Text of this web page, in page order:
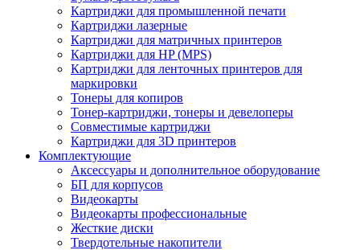
Картриджи для промышленной печати
Картриджи лазерные
Картриджи для матричных принтеров
Картриджи для HP (MPS)
Картриджи для ленточных принтеров для
маркировки
Тонеры для копиров
Тонер-картриджи, тонеры и девелоперы
Совместимые картриджи
Картриджи для 3D принтеров
Комплектующие
Аксессуары и дополнительное оборудование
БП для корпусов
Видеокарты
Видеокарты профессиональные
Жесткие диски
Твердотельные накопители